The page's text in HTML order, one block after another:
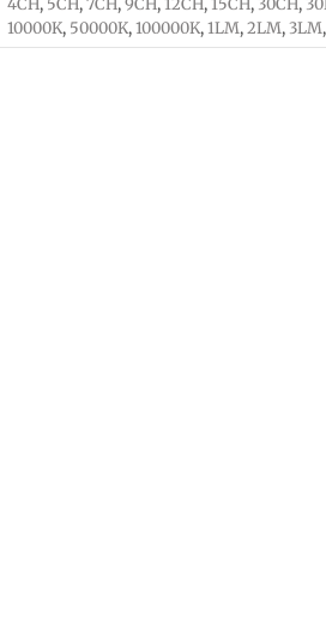
4CH, 5CH,7CH,9CH,12CH,15CH,30CH,
10000K, 50000K,100000K,1LM,2LM,3LM,